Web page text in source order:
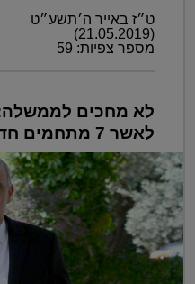
ט״ז באייר ה׳תשע״ט
(21.05.2019)
מספר צפיות: 59
לא מחכים לממשלה:
לאשר 7 מתחמים חדשים של פינוי בינוי